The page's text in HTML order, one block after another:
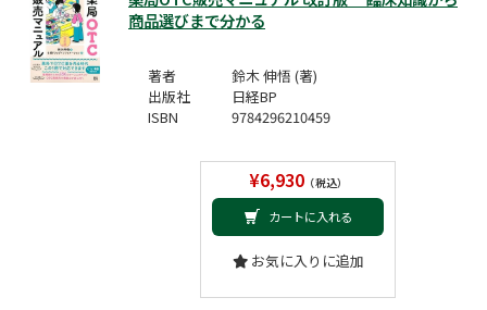
商品選びまで分かる
著者
鈴木 伸悟 (著)
出版社
日経BP
ISBN
9784296210459
¥6,930（税込）
カートに入れる
お気に入りに追加